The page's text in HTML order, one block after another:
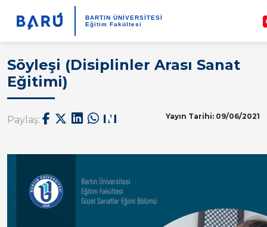
BARTIN ÜNİVERSİTESİ
Eğitim Fakültesi
Söyleşi (Disiplinler Arası Sanat
Eğitimi)
Paylaş: Yayın Tarihi: 09/06/2021